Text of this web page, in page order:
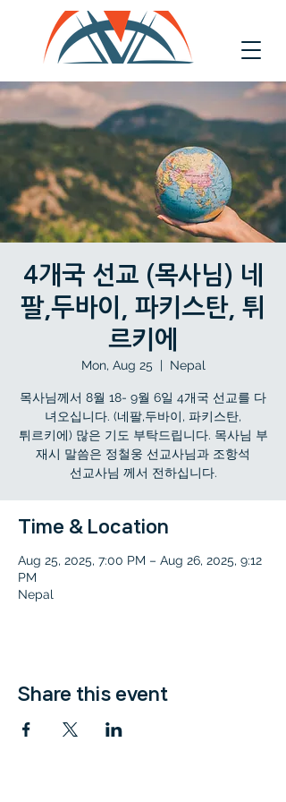
4개국 선교 (목사님) 네
팔,두바이, 파키스탄, 튀
르키에
Mon, Aug 25
  |
Nepal
목사님께서 8월 18- 9월 6일 4개국 선교를 다
녀오십니다. (네팔,두바이, 파키스탄,
튀르키에) 많은 기도 부탁드립니다. 목사님 부
재시 말씀은 정철웅 선교사님과 조항석
선교사님 께서 전하십니다.
Time & Location
Aug 25, 2025, 7:00 PM – Aug 26, 2025, 9:12
PM
Nepal
Share this event